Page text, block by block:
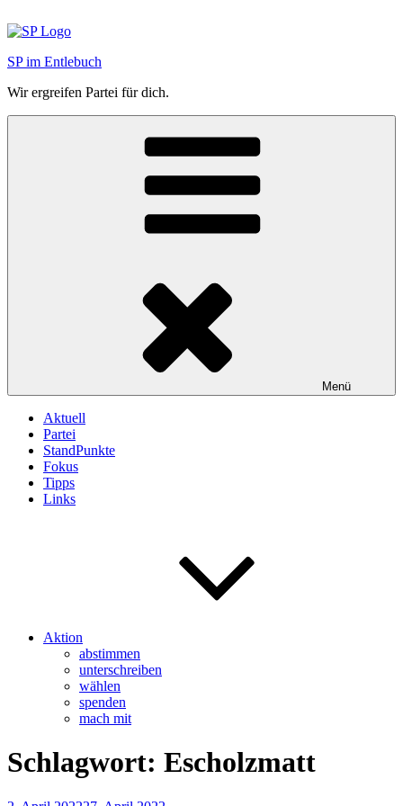
Inhalt
SP im Entlebuch
Wir ergreifen Partei für dich.
Menü
Aktuell
Partei
StandPunkte
Fokus
Tipps
Links
Aktion
abstimmen
unterschreiben
wählen
spenden
mach mit
Schlagwort: Escholzmatt